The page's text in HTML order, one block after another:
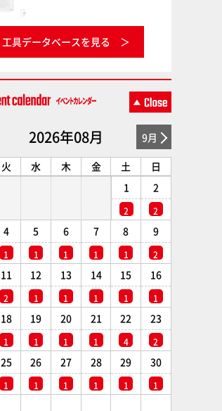
工具データベースを見る
2026年08月 9月
火 水 木 金 土
日
1
2
2
2
4
1
5
1
6
1
7
1
8
1
9
2
11
2
12
1
13
1
14
1
15
1
16
1
18
1
19
1
20
1
21
1
22
4
23
2
25
1
26
1
27
1
28
1
29
1
30
1